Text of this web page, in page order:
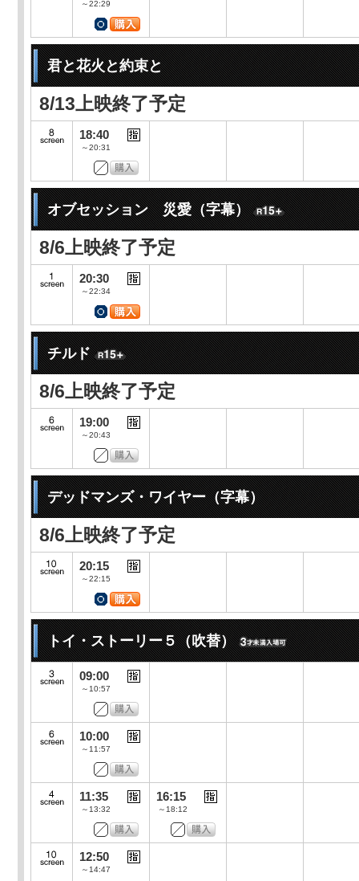
～22:29
君と花火と約束と
8/13上映終了予定
18:40
～20:31
オブセッション 災愛（字幕）
8/6上映終了予定
20:30
～22:34
チルド
8/6上映終了予定
19:00
～20:43
デッドマンズ・ワイヤー（字幕）
8/6上映終了予定
20:15
～22:15
トイ・ストーリー５（吹替）
09:00
～10:57
10:00
～11:57
11:35
～13:32
16:15
～18:12
12:50
～14:47